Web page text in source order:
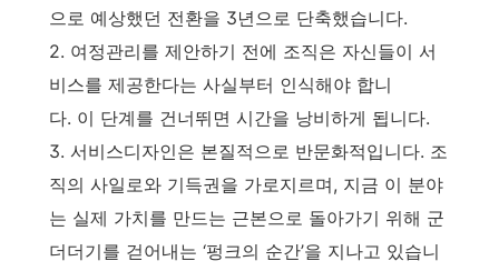
으로 예상했던 전환을 3년으로 단축했습니다.
2. 여정관리를 제안하기 전에 조직은 자신들이 서
비스를 제공한다는 사실부터 인식해야 합니
다. 이 단계를 건너뛰면 시간을 낭비하게 됩니다.
3. 서비스디자인은 본질적으로 반문화적입니다. 조
직의 사일로와 기득권을 가로지르며, 지금 이 분야
는 실제 가치를 만드는 근본으로 돌아가기 위해 군
더더기를 걷어내는 ‘펑크의 순간’을 지나고 있습니